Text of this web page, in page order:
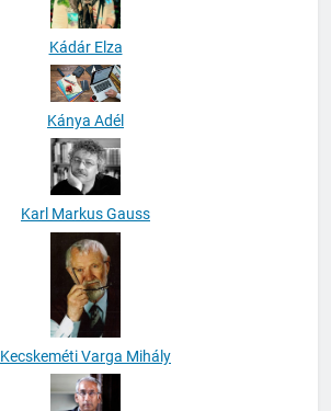
Kádár Elza
Kánya Adél
Karl Markus Gauss
Kecskeméti Varga Mihály